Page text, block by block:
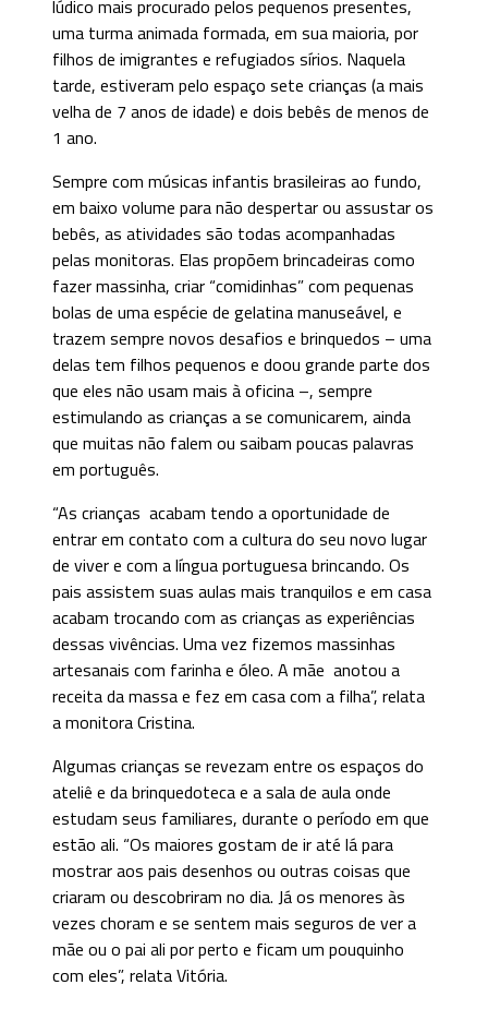
lúdico mais procurado pelos pequenos presentes,
uma turma animada formada, em sua maioria, por
filhos de imigrantes e refugiados sírios. Naquela
tarde, estiveram pelo espaço sete crianças (a mais
velha de 7 anos de idade) e dois bebês de menos de
1 ano.
Sempre com músicas infantis brasileiras ao fundo,
em baixo volume para não despertar ou assustar os
bebês, as atividades são todas acompanhadas
pelas monitoras. Elas propõem brincadeiras como
fazer massinha, criar “comidinhas” com pequenas
bolas de uma espécie de gelatina manuseável, e
trazem sempre novos desafios e brinquedos – uma
delas tem filhos pequenos e doou grande parte dos
que eles não usam mais à oficina –, sempre
estimulando as crianças a se comunicarem, ainda
que muitas não falem ou saibam poucas palavras
em português.
“As crianças acabam tendo a oportunidade de
entrar em contato com a cultura do seu novo lugar
de viver e com a língua portuguesa brincando. Os
pais assistem suas aulas mais tranquilos e em casa
acabam trocando com as crianças as experiências
dessas vivências. Uma vez fizemos massinhas
artesanais com farinha e óleo. A mãe anotou a
receita da massa e fez em casa com a filha”, relata
a monitora Cristina.
Algumas crianças se revezam entre os espaços do
ateliê e da brinquedoteca e a sala de aula onde
estudam seus familiares, durante o período em que
estão ali. “Os maiores gostam de ir até lá para
mostrar aos pais desenhos ou outras coisas que
criaram ou descobriram no dia. Já os menores às
vezes choram e se sentem mais seguros de ver a
mãe ou o pai ali por perto e ficam um pouquinho
com eles”, relata Vitória.